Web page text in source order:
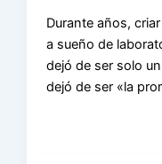
Durante años,
a sueño de
dejó de ser solo
dejó de ser «la